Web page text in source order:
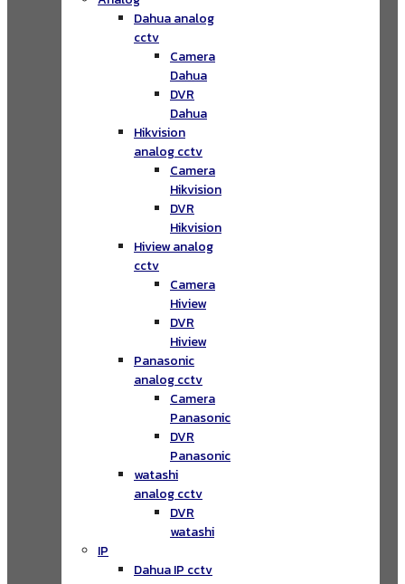
Dahua analog
cctv
Camera
Dahua
DVR
Dahua
Hikvision
analog cctv
Camera
Hikvision
DVR
Hikvision
Hiview analog
cctv
Camera
Hiview
DVR
Hiview
Panasonic
analog cctv
Camera
Panasonic
DVR
Panasonic
watashi
analog cctv
DVR
watashi
IP
Dahua IP cctv